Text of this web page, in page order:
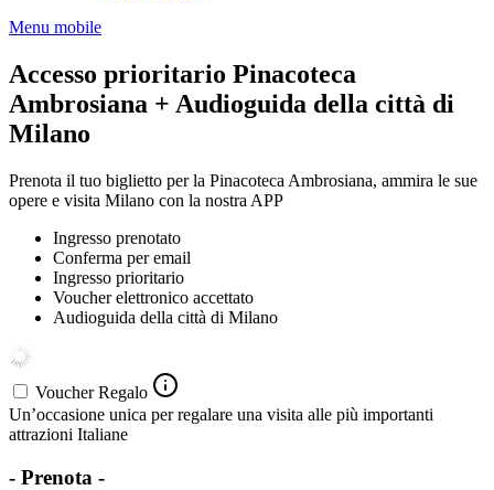
Menu mobile
Accesso prioritario Pinacoteca
Ambrosiana + Audioguida della città di
Milano
Prenota il tuo biglietto per la Pinacoteca Ambrosiana, ammira le sue
opere e visita Milano con la nostra APP
Ingresso prenotato
Conferma per email
Ingresso prioritario
Voucher elettronico accettato
Audioguida della città di Milano
Voucher Regalo
Un’occasione unica per regalare una visita alle più importanti
attrazioni Italiane
- Prenota -